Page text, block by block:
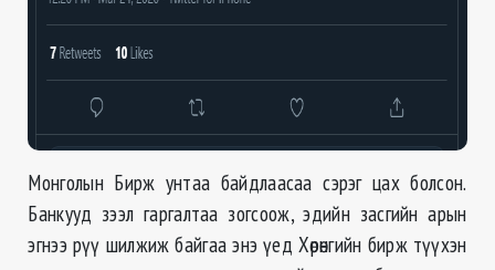
Монголын Бирж унтаа байдлаасаа сэрэг цах болсон.
Банкууд зээл гаргалтаа зогсоож, эдийн засгийн арын
эгнээ рүү шилжиж байгаа энэ үед Хөрөнгийн бирж түүхэн